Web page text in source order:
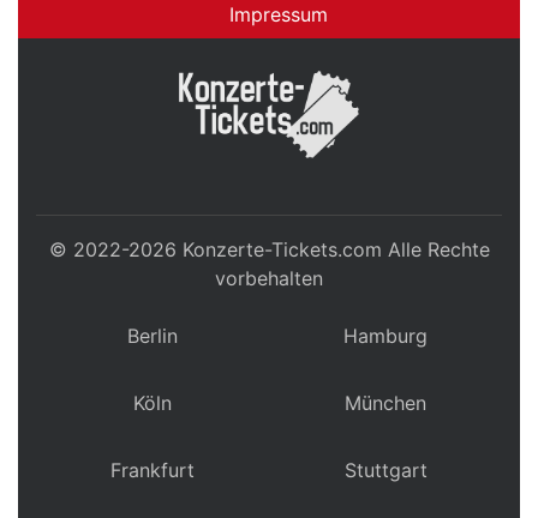
Impressum
© 2022-2026 Konzerte-Tickets.com Alle Rechte
vorbehalten
Berlin Hamburg
Köln München
Frankfurt Stuttgart